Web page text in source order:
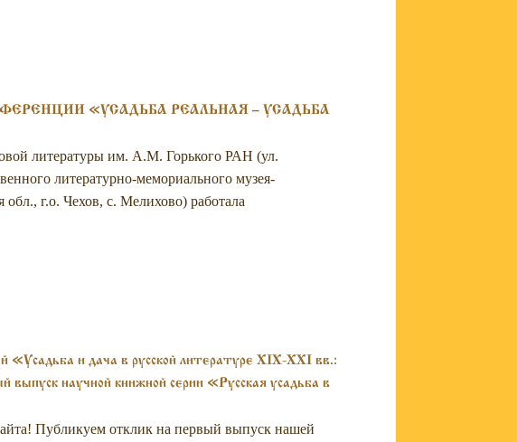
«УСАДЬБА РЕАЛЬНАЯ – УСАДЬБА
литературы им. А.М. Горького РАН (ул.
литературно-мемориального музея-
г.о. Чехов, с. Мелихово) работала
«Усадьба и дача в русской литературе XIX-XXI вв.:
научной книжной серии «Русская усадьба в
Публикуем отклик на первый выпуск нашей